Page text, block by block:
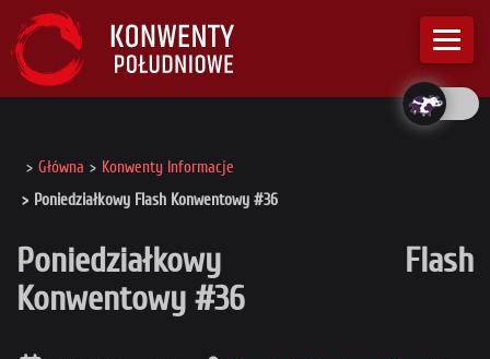
Główna
Konwenty Informacje
Poniedziałkowy Flash Konwentowy #36
Poniedziałkowy Flash
Konwentowy #36